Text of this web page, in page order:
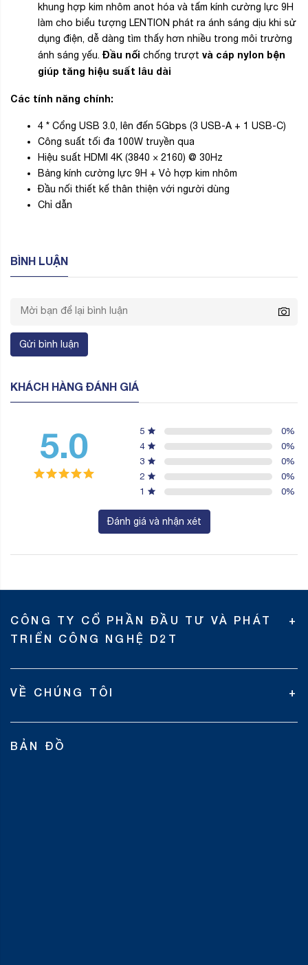
khung hợp kim nhôm anot hóa và tấm kính cường lực 9H
làm cho biểu tượng LENTION phát ra ánh sáng dịu khi sử
dụng điện, dễ dàng tìm thấy hơn nhiều trong môi trường
ánh sáng yếu. Đầu nối chống trượt và cáp nylon bện
giúp tăng hiệu suất lâu dài
Các tính năng chính:
4 * Cổng USB 3.0, lên đến 5Gbps (3 USB-A + 1 USB-C)
Công suất tối đa 100W truyền qua
Hiệu suất HDMI 4K (3840 × 2160) @ 30Hz
Bảng kính cường lực 9H + Vỏ hợp kim nhôm
Đầu nối thiết kế thân thiện với người dùng
Chỉ dẫn
BÌNH LUẬN
Gửi bình luận
KHÁCH HÀNG ĐÁNH GIÁ
5.0 5 0%
4
0%
3
0%
2
0%
1
0%
Đánh giá và nhận xét
CÔNG TY CỔ PHẦN ĐẦU TƯ VÀ PHÁT
TRIỂN CÔNG NGHỆ D2T
VỀ CHÚNG TÔI
BẢN ĐỒ